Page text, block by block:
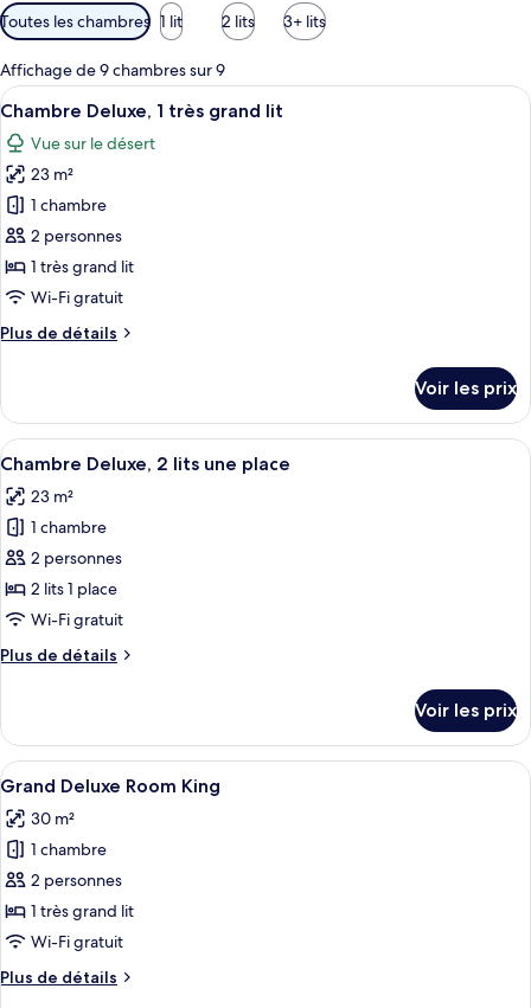
Filtres
disponibles
pour
les
chambres
Toutes les chambres 1 lit 2 lits 3+ lits
Affichage de 9 chambres sur 9
Afficher
toutes
les
photos
pour
ce
type
de
chambre :
Chambre
très
grand
lit
Un lit bien fait, avec du linge de lit
6
Chambre Deluxe, 1 très grand lit
Vue sur le désert
23 m²
1 chambre
2 personnes
1 très grand lit
Wi-Fi gratuit
Plus de détails
Plus
le
type
de
Chambre
Deluxe,
très
grand
lit
Voir les prix
Afficher
toutes
les
photos
pour
ce
type
chambre :
2
lits
une
place
Une chambre d’hôtel avec deux
2
Chambre Deluxe, 2 lits une place
23 m²
1 chambre
2 personnes
2 lits 1 place
Wi-Fi gratuit
Plus de détails
Plus
le
type
de
Chambre
Deluxe,
lits
une
place
Voir les prix
Afficher
toutes
les
photos
pour
ce
type
chambre :
Mini-bar avec articles gratuits,
5
Grand Deluxe Room King
30 m²
1 chambre
2 personnes
1 très grand lit
Wi-Fi gratuit
Plus de détails
Plus